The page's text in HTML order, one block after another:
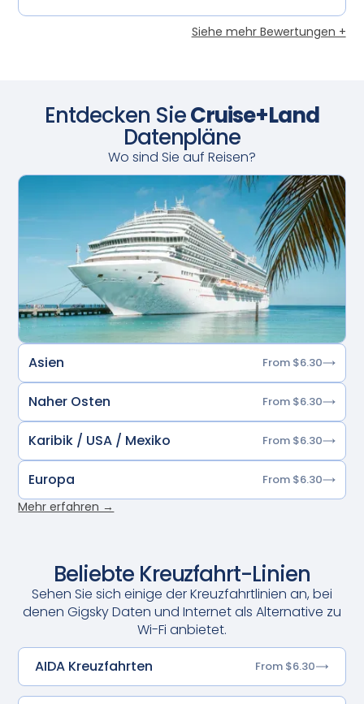
Siehe mehr Bewertungen +
Entdecken SieCruise+Land
Datenpläne
Wo sind Sie auf Reisen?
Asien From $6.30
Naher Osten From $6.30
Karibik / USA / Mexiko From $6.30
Europa From $6.30
Mehr erfahren →
Beliebte Kreuzfahrt-Linien
Sehen Sie sich einige der Kreuzfahrtlinien an, bei
denen Gigsky Daten und Internet als Alternative zu
Wi-Fi anbietet.
AIDA Kreuzfahrten
From $6.30